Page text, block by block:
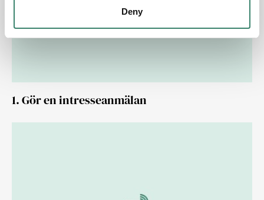
Deny
1. Gör en intresseanmälan